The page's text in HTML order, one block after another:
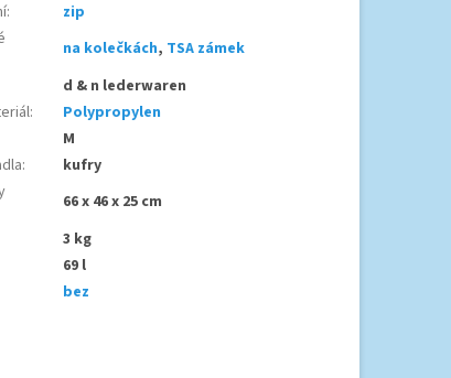
:
zip
na kolečkách, TSA zámek
d & n lederwaren
:
Polypropylen
M
:
kufry
66 x 46 x 25 cm
3 kg
69 l
bez